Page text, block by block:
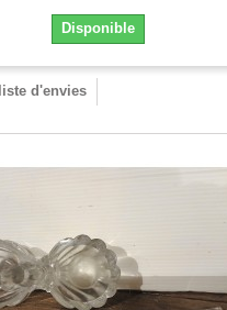
Disponible
d'envies